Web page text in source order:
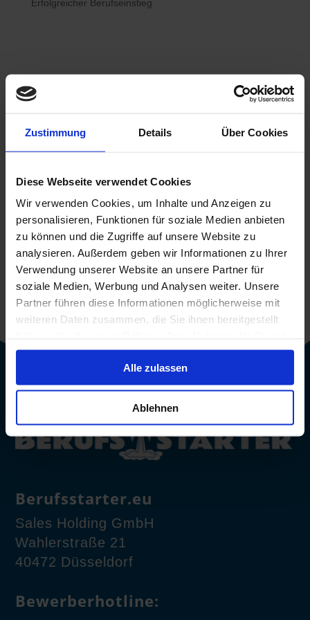
Zustimmung Details Über Cookies
Diese Webseite verwendet Cookies
Wir verwenden Cookies, um Inhalte und Anzeigen zu
personalisieren, Funktionen für soziale Medien anbieten
zu können und die Zugriffe auf unsere Website zu
analysieren. Außerdem geben wir Informationen zu Ihrer
Verwendung unserer Website an unsere Partner für
soziale Medien, Werbung und Analysen weiter. Unsere
Partner führen diese Informationen möglicherweise mit
weiteren Daten zusammen, die Sie ihnen bereitgestellt
gesammelt haben.
Alle zulassen
Ablehnen
 Bewerberhotline
 WhatsApp
0800 / 7008822
Berufsstarter.eu
Sales Holding GmbH
Wahlerstraße 21
40472 Düsseldorf
Bewerberhotline: